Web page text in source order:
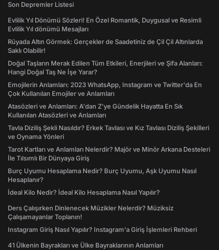
Son Depremler Listesi
Evlilik Yıl Dönümü Sözleri! En Özel Romantik, Duygusal ve Resimli
Evlilik Yıl dönümü Mesajları
Rüyada Altın Görmek: Gerçekler de Saadetiniz de Çil Çil Altınlarda
Saklı Olabilir!
Doğal Taşların Merak Edilen Tüm Etkileri, Enerjileri ve Şifa Alanları:
Hangi Doğal Taş Ne İşe Yarar?
Emojilerin Anlamları: 2023 WhatsApp, Instagram ve Twitter'da En
Çok Kullanılan Emojiler ve Anlamları
Atasözleri ve Anlamları: A'dan Z'ye Gündelik Hayatta En Sık
Kullanılan Atasözleri ve Anlamları
Tavla Diziliş Şekli Nasıldır? Erkek Tavlası ve Kız Tavlası Diziliş Şekilleri
ve Oynama Yönleri
Tarot Kartları ve Anlamları Nelerdir? Majör ve Minör Arkana Desteleri
İle Tılsımlı Bir Dünyaya Giriş
Burç Uyumu Hesaplama Nedir? Burç Uyumu, Aşk Uyumu Nasıl
Hesaplanır?
İdeal Kilo Nedir? İdeal Kilo Hesaplama Nasıl Yapılır?
Ders Çalışırken Dinlenecek Müzikler Nelerdir? Müziksiz
Çalışamayanlar Toplanın!
Instagram Giriş Nasıl Yapılır? Instagram'a Giriş İşlemleri Rehberi
41 Ülkenin Bayrakları ve Ülke Bayraklarının Anlamları